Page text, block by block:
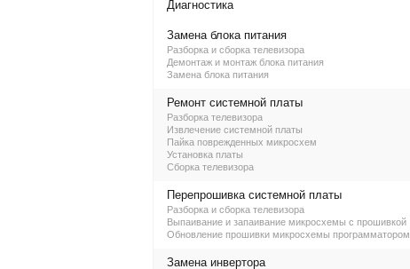
Диагностика
Замена блока питания
Разборка и сборка телевизора
Демонтаж и монтаж блока питания
Замена блока питания
Ремонт системной платы
Разборка телевизора
Извлечение системной платы
Пайка поврежденных микросхем
Установка платы
Сборка телевизора
Перепрошивка системной платы
Разборка и сборка телевизора
Выпаивание и запаивание микросхемы с прошивкой
Обновление прошивки микросхемы программатором
Замена инвертора